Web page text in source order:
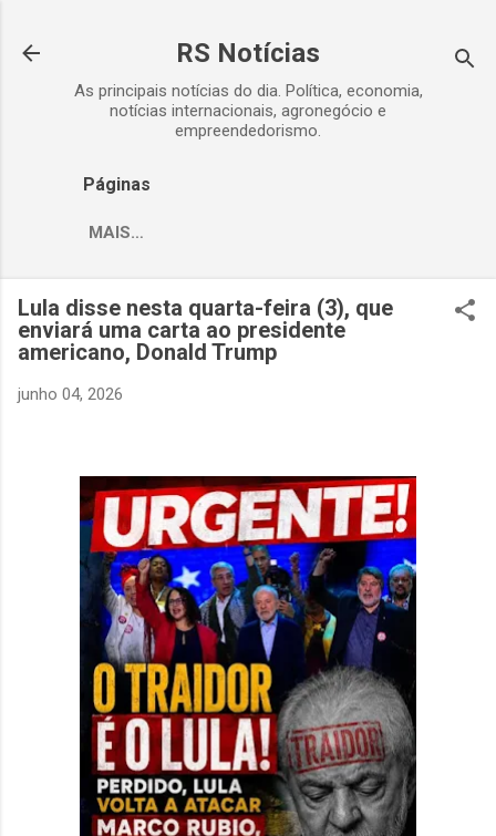
RS Notícias
As principais notícias do dia. Política, economia,
notícias internacionais, agronegócio e
empreendedorismo.
Páginas
MAIS…
Lula disse nesta quarta-feira (3), que
enviará uma carta ao presidente
americano, Donald Trump
junho 04, 2026